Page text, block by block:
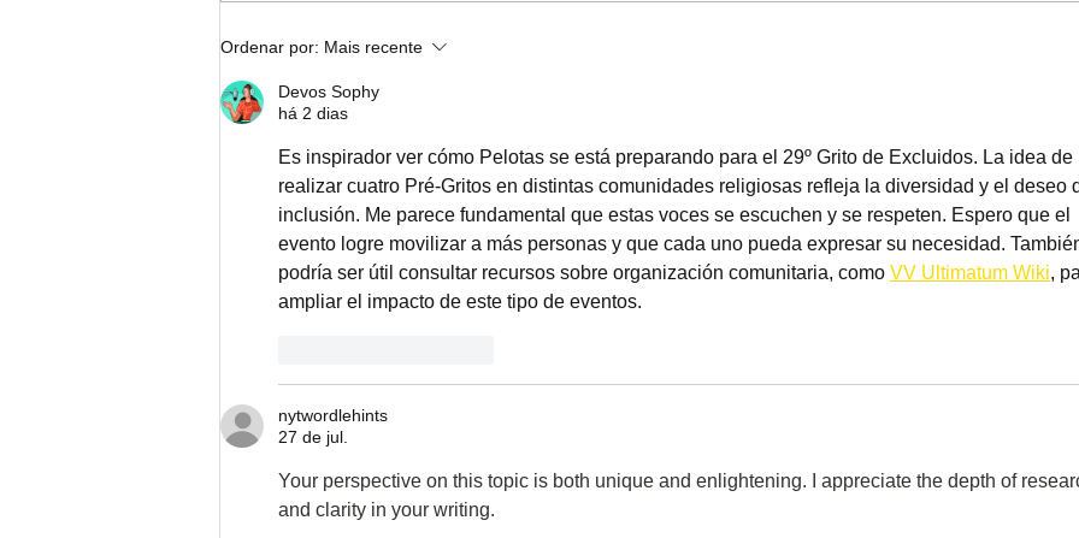
Nota de Solidariedade com o
povo do Rio Grande do Sul e
Santa Catarina
Ordenar por: Mais recente
Devos Sophy
há 2 dias
Es inspirador ver cómo Pelotas se está preparando para el 29º Grito de Excluidos. La idea de
realizar cuatro Pré-Gritos en distintas comunidades religiosas refleja la diversidad y el deseo
inclusión. Me parece fundamental que estas voces se escuchen y se respeten. Espero que el
evento logre movilizar a más personas y que cada uno pueda expresar su necesidad.
podría ser útil consultar recursos sobre organización comunitaria, como VV Ultimatum Wiki,
ampliar el impacto de este tipo de eventos.
nytwordlehints
27 de jul.
Your perspective on this topic is both unique and enlightening. I appreciate the depth of
and clarity in your writing.